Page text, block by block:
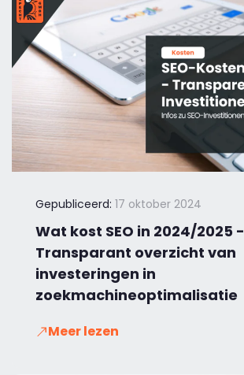
Gepubliceerd: 17 oktober 2024
Wat kost SEO in 2024/2025 -
Transparant overzicht van
investeringen in
zoekmachineoptimalisatie
Meer lezen